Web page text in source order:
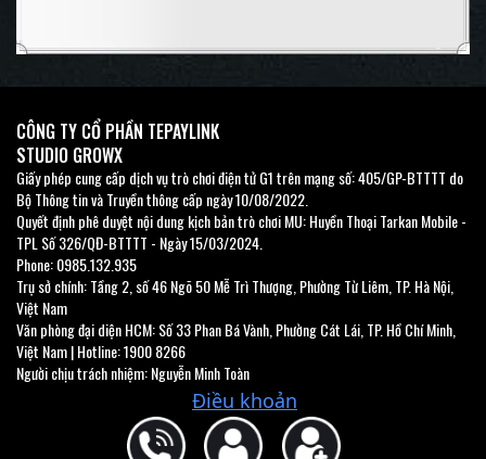
n
CÔNG TY CỔ PHẦN TEPAYLINK
STUDIO GROWX
Giấy phép cung cấp dịch vụ trò chơi điện tử G1 trên mạng số: 405/GP-BTTTT do
Bộ Thông tin và Truyền thông cấp ngày 10/08/2022.
Quyết định phê duyệt nội dung kịch bản trò chơi MU: Huyền Thoại Tarkan Mobile -
TPL Số 326/QĐ-BTTTT - Ngày 15/03/2024.
Phone: 0985.132.935
Trụ sở chính: Tầng 2, số 46 Ngõ 50 Mễ Trì Thượng, Phường Từ Liêm, TP. Hà Nội,
Việt Nam
Văn phòng đại diện HCM: Số 33 Phan Bá Vành, Phường Cát Lái, TP. Hồ Chí Minh,
Việt Nam | Hotline: 1900 8266
Người chịu trách nhiệm: Nguyễn Minh Toàn
Điều khoản